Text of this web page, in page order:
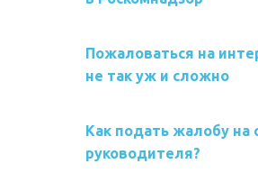
Пожаловаться на
не так уж и сложно
Как подать жалобу на
руководителя?